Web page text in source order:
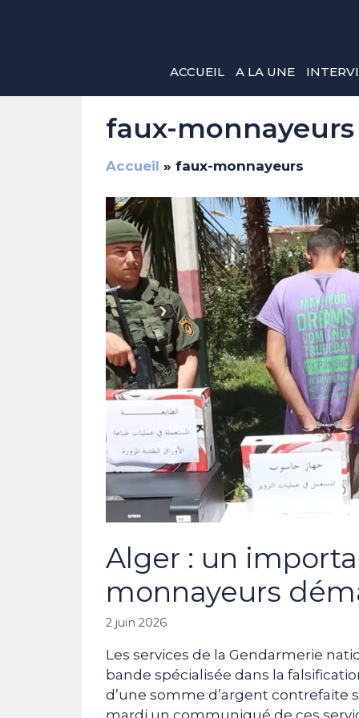
ACCUEIL A LA UNE
faux-monnayeurs
Accueil » faux-monnayeurs
Alger : un
monnayeurs
2 juin 2026
Les services de la Gendarmerie
bande spécialisée dans la
d’une somme d’argent contrefaite